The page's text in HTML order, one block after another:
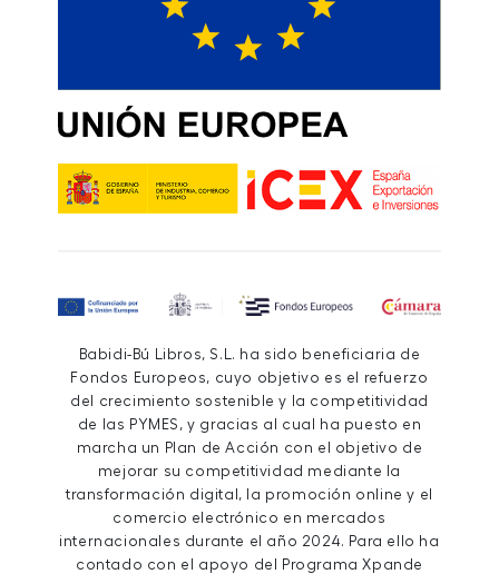
Babidi-Bú Libros, S.L. ha sido beneficiaria de
Fondos Europeos, cuyo objetivo es el refuerzo
del crecimiento sostenible y la competitividad
de las PYMES, y gracias al cual ha puesto en
marcha un Plan de Acción con el objetivo de
mejorar su competitividad mediante la
transformación digital, la promoción online y el
comercio electrónico en mercados
internacionales durante el año 2024. Para ello ha
contado con el apoyo del Programa Xpande